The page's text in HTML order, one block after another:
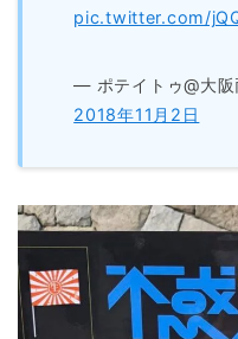
pic.twitter.com/
— ポテイトゥ@大
2018年11月2日